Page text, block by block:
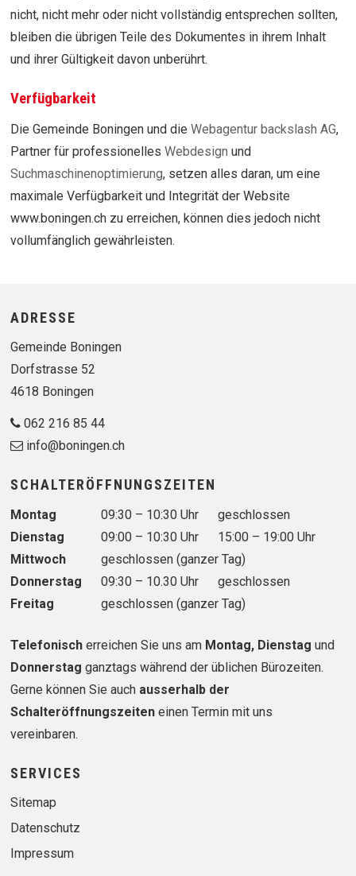
nicht, nicht mehr oder nicht vollständig entsprechen sollten,
bleiben die übrigen Teile des Dokumentes in ihrem Inhalt
und ihrer Gültigkeit davon unberührt.
Verfügbarkeit
Die Gemeinde Boningen und dieWebagentur backslash AG,
Partner für professionellesWebdesign und
Suchmaschinenoptimierung, setzen alles daran, um eine
maximale Verfügbarkeit und Integrität der Website
www.boningen.ch zu erreichen, können dies jedoch nicht
vollumfänglich gewährleisten.
Footer
ADRESSE
Gemeinde Boningen
Dorfstrasse 52
4618 Boningen
062 216 85 44
info@boningen.ch
SCHALTERÖFFNUNGSZEITEN
Wochentag Vormittag Nachmittag
Montag 09:30 – 10:30 Uhr
geschlossen
Dienstag
09:00 – 10:30 Uhr
15:00 – 19:00 Uhr
Mittwoch
geschlossen (ganzer Tag)
Donnerstag
09:30 – 10.30 Uhr
geschlossen
Freitag
geschlossen (ganzer Tag)
Telefonischerreichen Sie uns am Montag, Dienstagund
Donnerstag ganztags während der üblichen Bürozeiten.
Gerne können Sie auch ausserhalb der
Schalteröffnungszeiten einen Termin mit uns
vereinbaren.
SERVICES
Sitemap
Datenschutz
Impressum